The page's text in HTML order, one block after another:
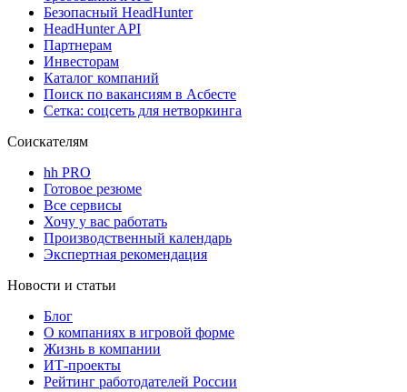
Безопасный HeadHunter
HeadHunter API
Партнерам
Инвесторам
Каталог компаний
Поиск по вакансиям в Асбесте
Сетка: соцсеть для нетворкинга
Соискателям
hh PRO
Готовое резюме
Все сервисы
Хочу у вас работать
Производственный календарь
Экспертная рекомендация
Новости и статьи
Блог
О компаниях в игровой форме
Жизнь в компании
ИТ-проекты
Рейтинг работодателей России